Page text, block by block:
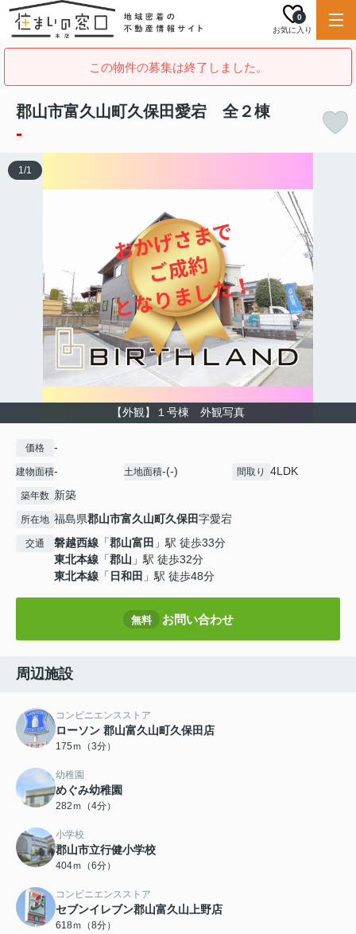
お気に入り
0
この物件の募集は終了しました。
郡山市富久山町久保田愛宕 全２棟
-
【外観】１号棟 外観写真
1/1
価格 -
建物面積- 土地面積-(-) 間取り 4LDK
築年数 新築
所在地 福島県郡山市富久山町久保田字愛宕
交通 磐越西線 「郡山富田 」駅 徒歩33分
東北本線 「郡山 」駅 徒歩32分
東北本線 「 日和田 」駅 徒歩48分
無料 お問い合わせ
周辺施設
コンビニエンスストア
ローソン 郡山富久山町久保田店
175ｍ（3分）
幼稚園
めぐみ幼稚園
282ｍ（4分）
小学校
郡山市立行健小学校
404ｍ（6分）
コンビニエンスストア
セブンイレブン郡山富久山上野店
618ｍ（8分）